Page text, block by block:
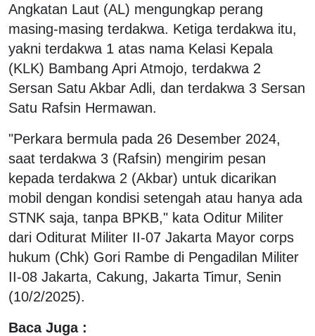
Angkatan Laut (AL) mengungkap perang
masing-masing terdakwa. Ketiga terdakwa itu,
yakni terdakwa 1 atas nama Kelasi Kepala
(KLK) Bambang Apri Atmojo, terdakwa 2
Sersan Satu Akbar Adli, dan terdakwa 3 Sersan
Satu Rafsin Hermawan.
"Perkara bermula pada 26 Desember 2024,
saat terdakwa 3 (Rafsin) mengirim pesan
kepada terdakwa 2 (Akbar) untuk dicarikan
mobil dengan kondisi setengah atau hanya ada
STNK saja, tanpa BPKB," kata Oditur Militer
dari Oditurat Militer II-07 Jakarta Mayor corps
hukum (Chk) Gori Rambe di Pengadilan Militer
II-08 Jakarta, Cakung, Jakarta Timur, Senin
(10/2/2025).
Baca Juga :